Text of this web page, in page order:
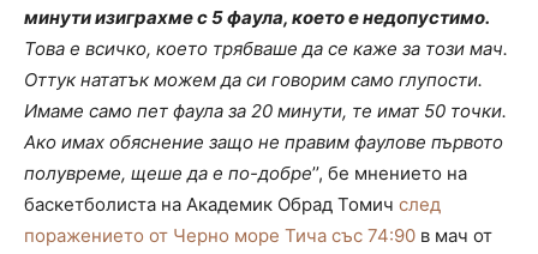
минути изиграхме с 5 фаула, което е недопустимо.
Това е всичко, което трябваше да се каже за този мач.
Оттук нататък можем да си говорим само глупости.
Имаме само пет фаула за 20 минути, те имат 50 точки.
Ако имах обяснение защо не правим фаулове първото
полувреме, щеше да е по-добре’’, бе мнението на
баскетболиста на Академик Обрад Томич след
поражението от Черно море Тича със 74:90 в мач от